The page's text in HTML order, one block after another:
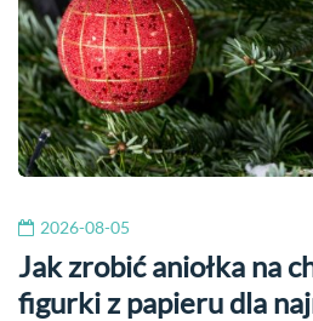
2026-08-05
Jak zrobić aniołka na
figurki z papieru dla